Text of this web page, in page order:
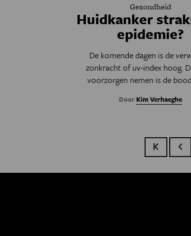
Gezondheid
Huidkanker
epidemie?
De komende dagen is de
zonkracht of uv-index hoog.
voorzorgen nemen is de
Door Kim Verhaeghe
Eerste